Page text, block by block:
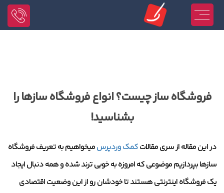
فروشگاه‌ ساز چیست؟ انواع فروشگاه سازها را
بشناسید!
در این مقاله از سری مقالاتکمک وردپرسمیخواهیم به تعریف فروشگاه
سازها بپردازیم موضوعی که امروزه به خوبی ترند شده و همه دنبال ایجاد
یک فروشگاه اینترنتی هستند تا خودشان رو از این وضعیت اقتصادی